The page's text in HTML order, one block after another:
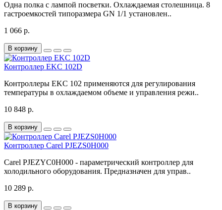
Одна полка с лампой посветки. Охлаждаемая столешница. 8
гастроемкостей типоразмера GN 1/1 установлен..
1 066 р.
В корзину
Контроллер EKC 102D
Контроллеры EKC 102 применяются для регулирования
температуры в охлаждаемом объеме и управления режи..
10 848 р.
В корзину
Контроллер Carel PJEZS0H000
Carel PJEZYC0H000 - параметрический контроллер для
холодильного оборудования. Предназначен для управ..
10 289 р.
В корзину